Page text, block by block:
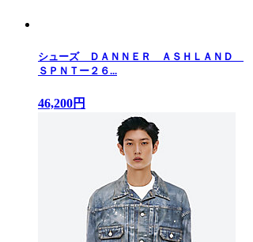
シューズ ＤＡＮＮＥＲ ＡＳＨＬＡＮＤ
ＳＰＮＴー２６...
46,200円